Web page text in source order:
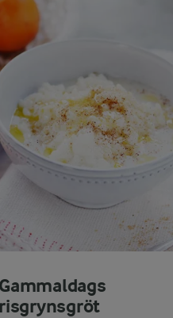
Gammaldags
risgrynsgröt